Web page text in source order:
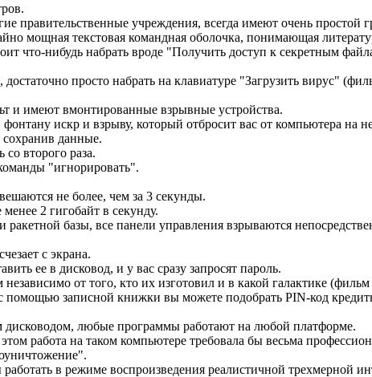
учреждения, всегда имеют очень простой
мощная текстовая командная оболочка, понимающая
что-нибудь набрать вроде "Получить доступ к секретным
просто набрать на клавиатуре "Загрузить вирус"
и имеют вмонтированные взрывные устройства.
искр и взрыву, который отбросит вас от компьютера на
данные.
второго раза.
"игнорировать".
не более, чем за 3 секунды.
2 гигобайт в секунду.
базы, все панели управления взрываются
с экрана.
ее в дисковод, и у вас сразу запросят пароль.
от того, кто их изготовил и в какой галактике
записной книжки вы можете подобрать PIN-код
любые программы работают на любой платформе.
работа на таком компьютере требовала бы весьма
в режиме воспроизведения реалистичной трехмерной